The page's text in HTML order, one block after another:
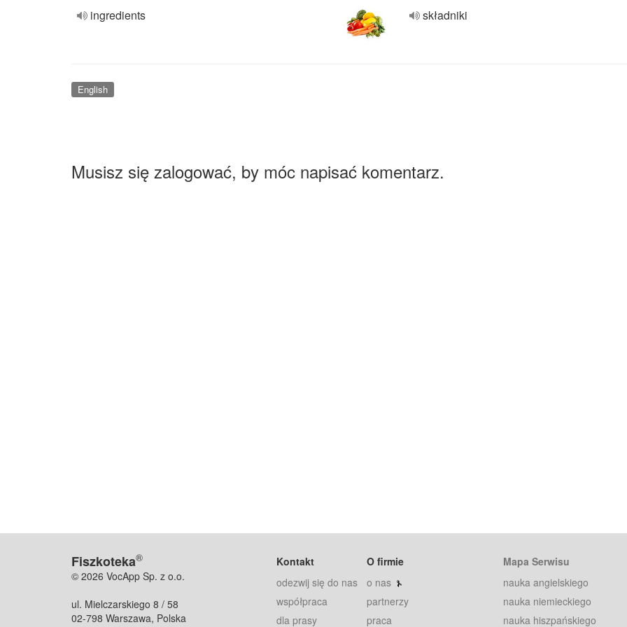
ingredients składniki
English
Musisz się zalogować, by móc napisać komentarz.
Fiszkoteka®
© 2026 VocApp Sp. z o.o.
ul. Mielczarskiego 8 / 58
02-798 Warszawa, Polska
Kontakt
odezwij się do nas
współpraca
dla prasy
O firmie
o nas
partnerzy
praca
Mapa Serwisu
nauka angielskiego
nauka niemieckiego
nauka hiszpańskiego